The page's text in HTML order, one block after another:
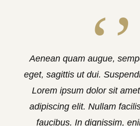
Aenean quam augue,
eget, sagittis ut dui.
Lorem ipsum dolor sit
adipiscing elit. Nullam
faucibus. In dignissim,